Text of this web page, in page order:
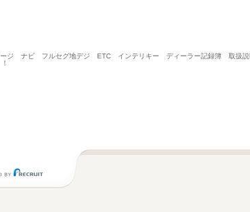
ージ ナビ フルセグ地デジ ETC インテリキー ディーラー記録簿 取扱